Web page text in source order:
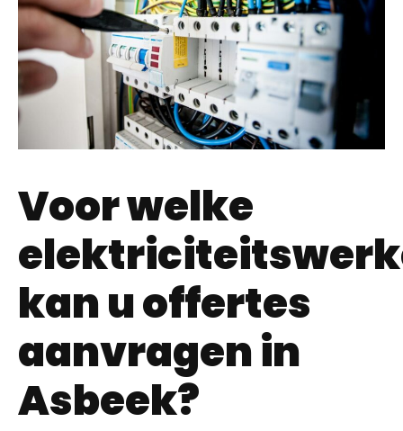
Voor welke
kan u offertes
aanvragen in
Asbeek?